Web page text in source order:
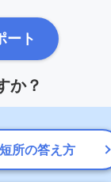
ート
か？
所の答え方